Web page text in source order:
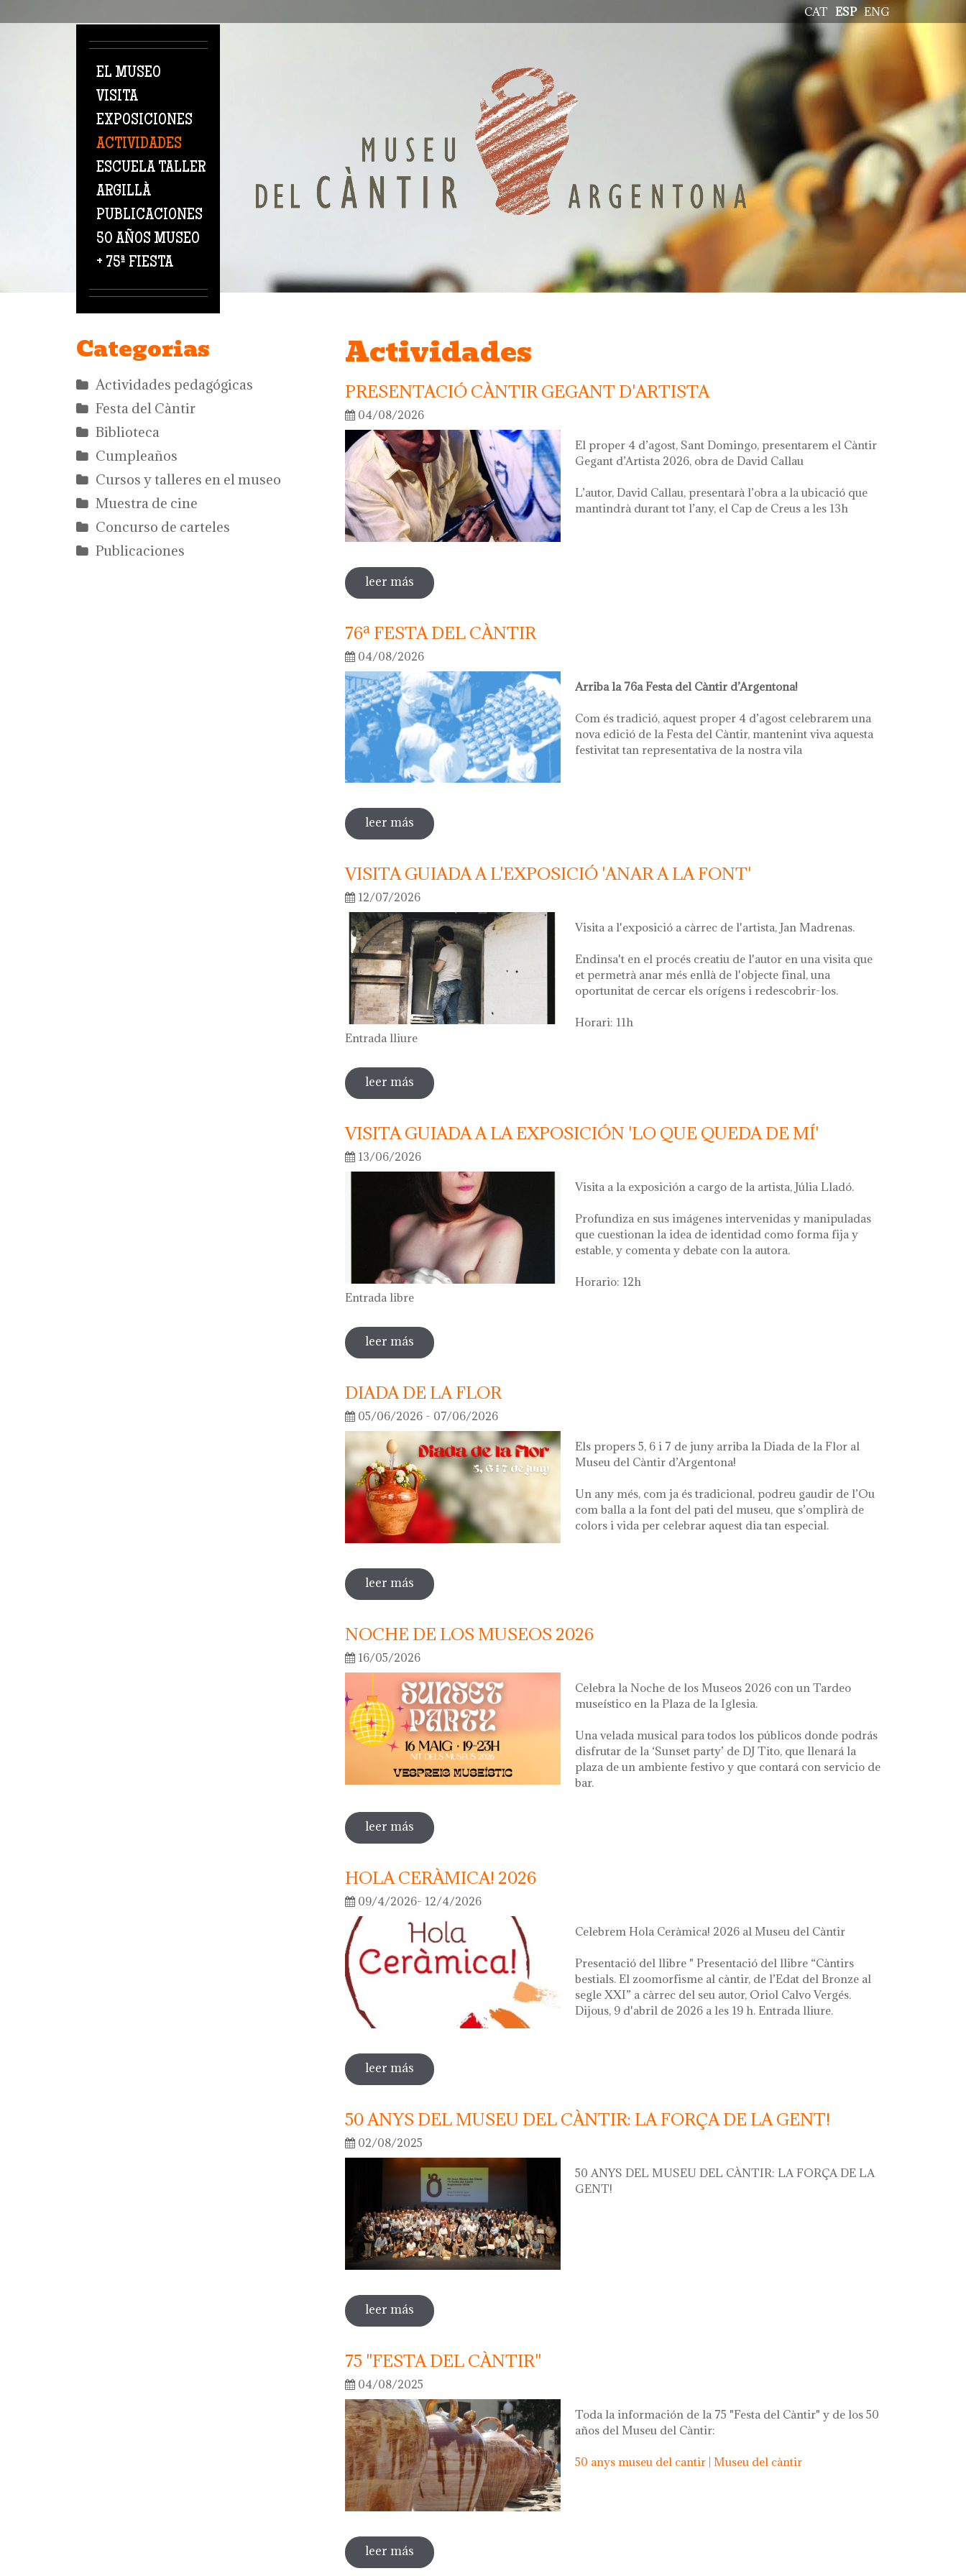
ENG
ESP
CAT
EL MUSEO
VISITA
EXPOSICIONES
ACTIVIDADES
ESCUELA TALLER
ARGILLÀ
PUBLICACIONES
50 AÑOS MUSEO
+ 75ª FIESTA
Categorias
Actividades pedagógicas
Festa del Càntir
Biblioteca
Cumpleaños
Cursos y talleres en el museo
Muestra de cine
Concurso de carteles
Publicaciones
Actividades
PRESENTACIÓ CÀNTIR GEGANT D'ARTISTA
04/08/2026
El proper 4 d’agost, Sant Domingo, presentarem el Càntir
Gegant d’Artista 2026, obra de David Callau
L’autor, David Callau, presentarà l’obra a la ubicació que
mantindrà durant tot l’any, el Cap de Creus a les 13h
leer más sobre presentació càntir gegant d'artista
76ª FESTA DEL CÀNTIR
04/08/2026
Arriba la 76a Festa del Càntir d’Argentona!
Com és tradició, aquest proper 4 d’agost celebrarem una
nova edició de la Festa del Càntir, mantenint viva aquesta
festivitat tan representativa de la nostra vila
leer más sobre 76ª festa del càntir
VISITA GUIADA A L'EXPOSICIÓ 'ANAR A LA FONT'
12/07/2026
Visita a l'exposició a càrrec de l'artista, Jan Madrenas.
Endinsa't en el procés creatiu de l'autor en una visita que
et permetrà anar més enllà de l'objecte final, una
oportunitat de cercar els orígens i redescobrir-los.
Horari: 11h
Entrada lliure
leer más sobre visita guiada a l'exposició 'anar a la font'
VISITA GUIADA A LA EXPOSICIÓN 'LO QUE QUEDA DE MÍ'
13/06/2026
Visita a la exposición a cargo de la artista, Júlia Lladó.
Profundiza en sus imágenes intervenidas y manipuladas
que cuestionan la idea de identidad como forma fija y
estable, y comenta y debate con la autora.
Horario: 12h
Entrada libre
leer más sobre visita guiada a la exposición 'lo que queda de mí'
DIADA DE LA FLOR
05/06/2026 - 07/06/2026
Els propers 5, 6 i 7 de juny arriba la Diada de la Flor al
Museu del Càntir d’Argentona!
Un any més, com ja és tradicional, podreu gaudir de l’Ou
com balla a la font del pati del museu, que s’omplirà de
colors i vida per celebrar aquest dia tan especial.
leer más sobre diada de la flor
NOCHE DE LOS MUSEOS 2026
16/05/2026
Celebra la Noche de los Museos 2026 con un Tardeo
museístico en la Plaza de la Iglesia.
Una velada musical para todos los públicos donde podrás
disfrutar de la ‘Sunset party’ de DJ Tito, que llenará la
plaza de un ambiente festivo y que contará con servicio de
bar.
leer más sobre noche de los museos 2026
HOLA CERÀMICA! 2026
09/4/2026- 12/4/2026
Celebrem Hola Ceràmica! 2026 al Museu del Càntir
Presentació del llibre " Presentació del llibre “Càntirs
bestials. El zoomorfisme al càntir, de l’Edat del Bronze al
segle XXI” a càrrec del seu autor, Oriol Calvo Vergés.
Dijous, 9 d'abril de 2026 a les 19 h. Entrada lliure.
leer más sobre hola ceràmica! 2026
50 ANYS DEL MUSEU DEL CÀNTIR: LA FORÇA DE LA GENT!
02/08/2025
50 ANYS DEL MUSEU DEL CÀNTIR: LA FORÇA DE LA
GENT!
leer más sobre 50 anys del museu del càntir: la força de la gent!
75 "FESTA DEL CÀNTIR"
04/08/2025
Toda la información de la 75 "Festa del Càntir" y de los 50
años del Museu del Càntir:
50 anys museu del cantir | Museu del càntir
leer más sobre 75 "festa del càntir"